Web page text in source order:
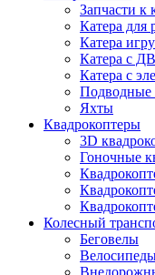
Запчасти к
Катера для
Катера
Катера с
Катера с
Подводные
Яхты
Квадрокоптеры
3D
Гоночные
Колесный
Беговелы